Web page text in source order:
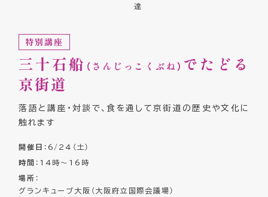
達
特別講座
三十石船 （さんじっこくぶね） でたどる
京街道
落語と講座・対談で、食を通して京街道の歴史や文化に
触れます
開催日 ：6/24（土）
時間 ：14時～16時
場所 ：
グランキューブ大阪（大阪府立国際会議場）